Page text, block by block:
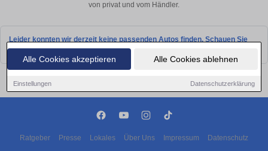
Alle Cookies akzeptieren Alle Cookies ablehnen
Einstellungen Datenschutzerklärung
von privat und vom Händler.
Leider konnten wir derzeit keine passenden Autos finden. Schauen Sie
bald wieder vorbei!
Ratgeber Presse Lokales Über Uns Impressum Datenschutz